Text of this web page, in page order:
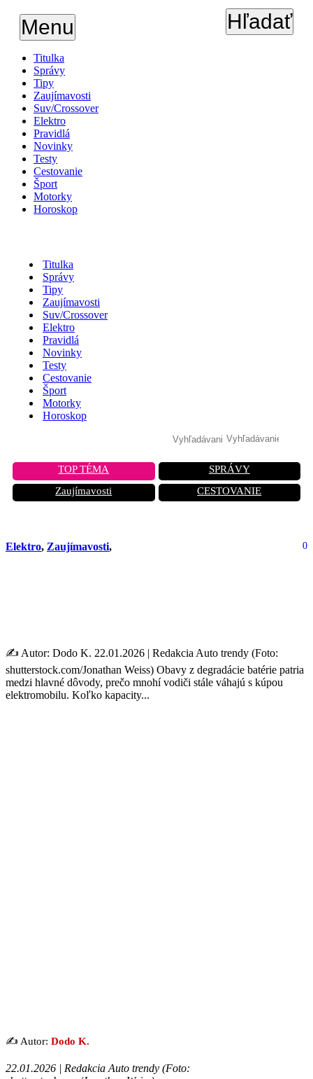
Menu Hľadať
Titulka
Správy
Tipy
Zaujímavosti
Suv/Crossover
Elektro
Pravidlá
Novinky
Testy
Cestovanie
Šport
Motorky
Horoskop
Titulka
Správy
Tipy
Zaujímavosti
Suv/Crossover
Elektro
Pravidlá
Novinky
Testy
Cestovanie
Šport
Motorky
Horoskop
TOP TÉMA
SPRÁVY
Zaujímavosti
CESTOVANIE
Elektro, Zaujímavosti, 0
✍️ Autor: Dodo K. 22.01.2026 | Redakcia Auto trendy (Foto:
shutterstock.com/Jonathan Weiss) Obavy z degradácie batérie patria
medzi hlavné dôvody, prečo mnohí vodiči stále váhajú s kúpou
elektromobilu. Koľko kapacity...
✍️ Autor: Dodo K.
22.01.2026 | Redakcia Auto trendy (Foto: